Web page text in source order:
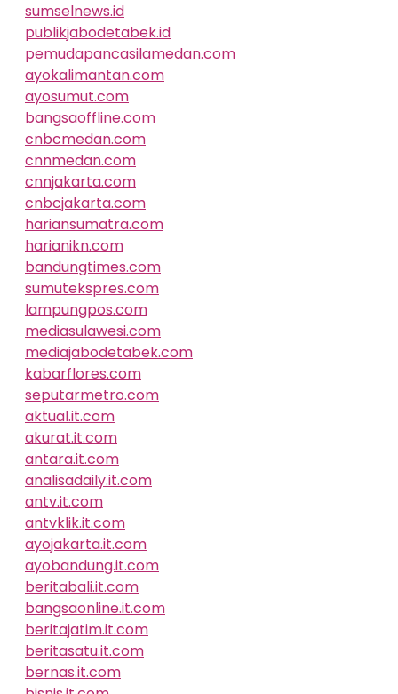
sumselnews.id
publikjabodetabek.id
pemudapancasilamedan.com
ayokalimantan.com
ayosumut.com
bangsaoffline.com
cnbcmedan.com
cnnmedan.com
cnnjakarta.com
cnbcjakarta.com
hariansumatra.com
harianikn.com
bandungtimes.com
sumutekspres.com
lampungpos.com
mediasulawesi.com
mediajabodetabek.com
kabarflores.com
seputarmetro.com
aktual.it.com
akurat.it.com
antara.it.com
analisadaily.it.com
antv.it.com
antvklik.it.com
ayojakarta.it.com
ayobandung.it.com
beritabali.it.com
bangsaonline.it.com
beritajatim.it.com
beritasatu.it.com
bernas.it.com